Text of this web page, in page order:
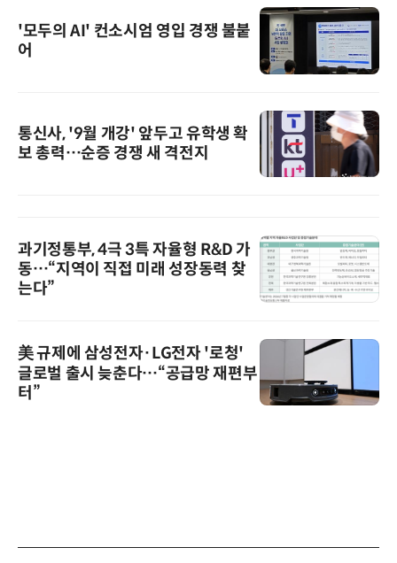
'모두의 AI' 컨소시엄 영입 경쟁 불붙
어
통신사, '9월 개강' 앞두고 유학생 확
보 총력…순증 경쟁 새 격전지
과기정통부, 4극 3특 자율형 R&D 가
동…“지역이 직접 미래 성장동력 찾
는다”
美 규제에 삼성전자·LG전자 '로청'
글로벌 출시 늦춘다…“공급망 재편부
터”